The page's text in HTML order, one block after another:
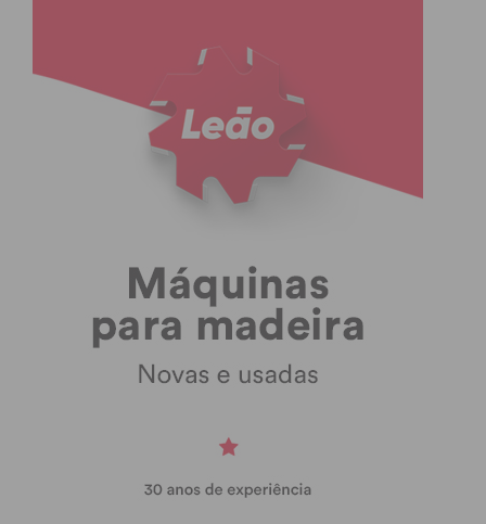
que aqui nascem têm inspirado outras regiões do
país, e o dinamismo económico é acompanhado por
uma comunidade ativa, que valoriza tanto a
qualidade do que se faz como a forma como se vive.
Num mundo cada vez mais padronizado, é
tempo, cuidado e intenção.
Subscreva a newsletter do
obtenha de forma regular a informação